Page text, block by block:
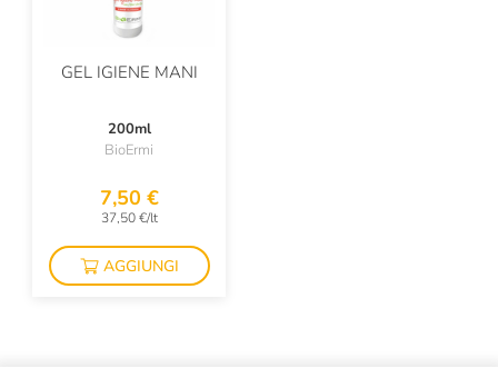
GEL IGIENE MANI
200ml
BioErmi
7,50 €
37,50 €/lt
AGGIUNGI